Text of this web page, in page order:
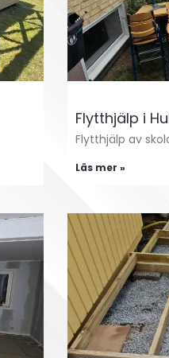
Flytthjälp i
Flytthjälp av
Läs mer »